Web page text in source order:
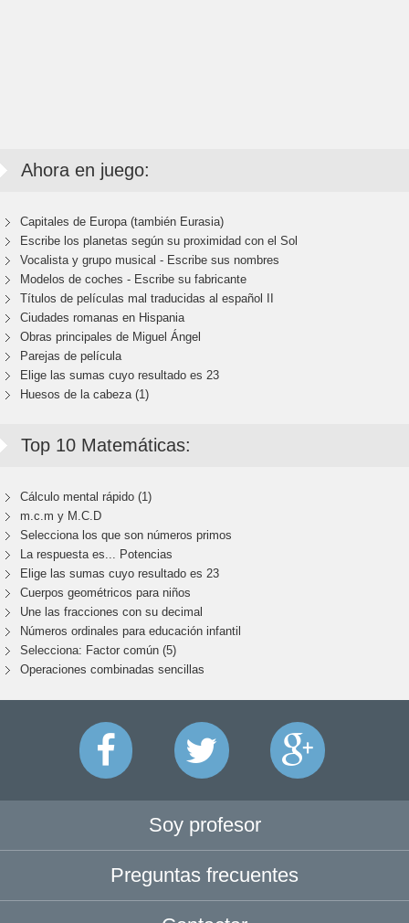
Ahora en juego:
Capitales de Europa (también Eurasia)
Escribe los planetas según su proximidad con el Sol
Vocalista y grupo musical - Escribe sus nombres
Modelos de coches - Escribe su fabricante
Títulos de películas mal traducidas al español II
Ciudades romanas en Hispania
Obras principales de Miguel Ángel
Parejas de película
Elige las sumas cuyo resultado es 23
Huesos de la cabeza (1)
Top 10 Matemáticas:
Cálculo mental rápido (1)
m.c.m y M.C.D
Selecciona los que son números primos
La respuesta es... Potencias
Elige las sumas cuyo resultado es 23
Cuerpos geométricos para niños
Une las fracciones con su decimal
Números ordinales para educación infantil
Selecciona: Factor común (5)
Operaciones combinadas sencillas
Soy profesor
Preguntas frecuentes